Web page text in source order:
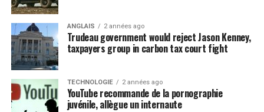
ANGLAIS 2 années ago
Trudeau government would reject Jason Kenney,
taxpayers group in carbon tax court fight
TECHNOLOGIE 2 années ago
YouTube recommande de la pornographie
juvénile, allègue un internaute